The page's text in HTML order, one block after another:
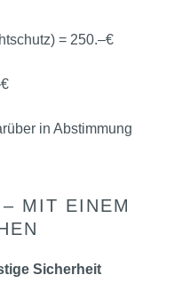
= 250.–€
in Abstimmung
MIT EINEM
Sicherheit